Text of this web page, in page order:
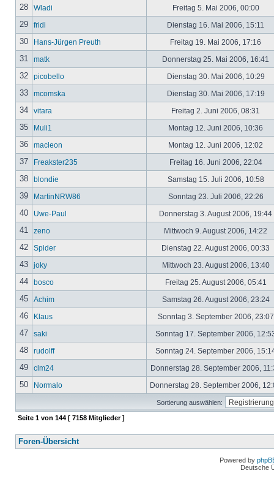
28 Wladi Freitag 5. Mai 2006, 00:00
29 fridi Dienstag 16. Mai 2006, 15:11
30 Hans-Jürgen Preuth Freitag 19. Mai 2006, 17:16
31 matk Donnerstag 25. Mai 2006, 16:41
32 picobello Dienstag 30. Mai 2006, 10:29
33 mcomska Dienstag 30. Mai 2006, 17:19
34 vitara Freitag 2. Juni 2006, 08:31
35 Muli1 Montag 12. Juni 2006, 10:36
36 macleon Montag 12. Juni 2006, 12:02
37 Freakster235 Freitag 16. Juni 2006, 22:04
38 blondie Samstag 15. Juli 2006, 10:58
39 MartinNRW86 Sonntag 23. Juli 2006, 22:26
40 Uwe-Paul Donnerstag 3. August 2006, 19:44
41 zeno Mittwoch 9. August 2006, 14:22
42 Spider Dienstag 22. August 2006, 00:33
43 joky Mittwoch 23. August 2006, 13:40
44 bosco Freitag 25. August 2006, 05:41
45 Achim Samstag 26. August 2006, 23:24
46 Klaus Sonntag 3. September 2006,
47 saki Sonntag 17. September 2006,
48 rudolff Sonntag 24. September 2006,
49 clm24 Donnerstag 28. September 2006,
50 Normalo Donnerstag 28. September 2006,
Sortierung auswählen:
Seite 1 von 144 [ 7158 Mitglieder ]
Foren-Übersicht
Powered by
Deutsche